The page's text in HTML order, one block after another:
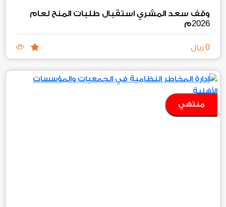
وقف سعد المشري استقبال طلبات المنح لعام
2026م
0 ريال
منتهي